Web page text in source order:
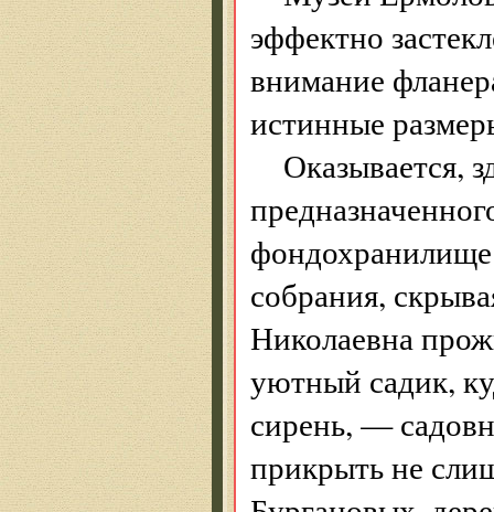
эффектно
внимание
истинные
Оказывается,
фондохранилище
собрания,
Николаевна
уютный садик,
сирень, —
прикрыть не